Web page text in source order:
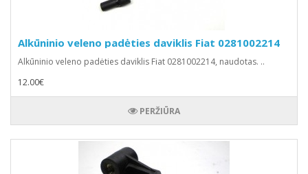
Alkūninio veleno padėties daviklis Fiat 0281002214
Alkūninio veleno padėties daviklis Fiat 0281002214, naudotas. ..
12.00€
PERŽIŪRA